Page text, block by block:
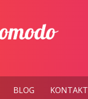
BLOG KONTAKT